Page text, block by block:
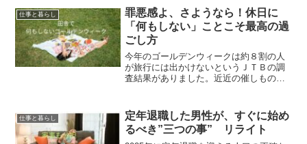
れをしていますが、シニア世代になると
無頓着は人が多いようです。...
仕事と暮らし
罪悪感よ、さようなら！休日に
「何もしない」ことこそ最高の過
ごし方
今年のゴールデンウィークは約８割の人
が旅行には出かけないというＪＴＢの調
査結果がありました。近近の催しもの会
いようです。「貴重な連休なのに、もっ
たいない！」ついついそう...
仕事と暮らし
定年退職した男性が、すぐに始め
るべき”三つの事” リライト